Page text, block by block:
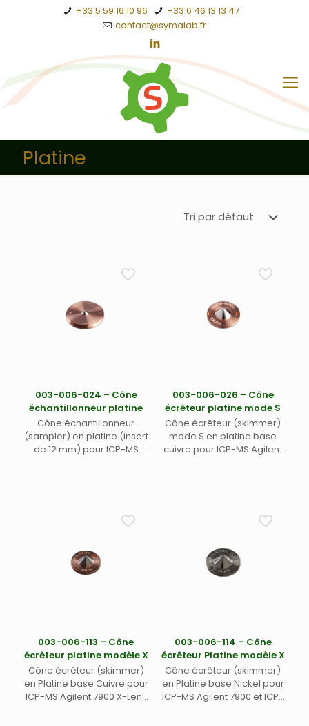
+33 5 59 16 10 96
+33 6 46 13 13 47
contact@symalab.fr
Platine
003-006-024 – Cône
échantillonneur platine
Cône échantillonneur
(sampler) en platine (insert
de 12 mm) pour ICP-MS
003-006-026 – Cône
écrêteur platine mode S
Cône écrêteur (skimmer)
mode S en platine base
cuivre pour ICP-MS Agilent
003-006-113 – Cône
écrêteur platine modèle X
Cône écrêteur (skimmer)
en Platine base Cuivre pour
ICP-MS Agilent 7900 X-Lens
003-006-114 – Cône
écrêteur Platine modèle X
Cône écrêteur (skimmer)
en Platine base Nickel pour
ICP-MS Agilent 7900 et ICP-